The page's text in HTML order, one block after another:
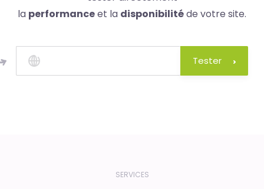
de
services
internet-
Uptime
is
la performanceet la disponibilitéde votre site.
Tester
SERVICES